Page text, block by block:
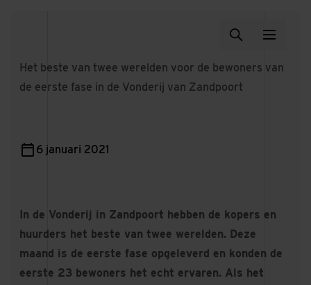
Het beste van twee werelden voor de bewoners van
de eerste fase in de Vonderij van Zandpoort
6 januari 2021
In de Vonderij in Zandpoort hebben de kopers en
huurders het beste van twee werelden. Deze
maand is de eerste fase opgeleverd en konden de
eerste 23 bewoners het echt ervaren. Als het